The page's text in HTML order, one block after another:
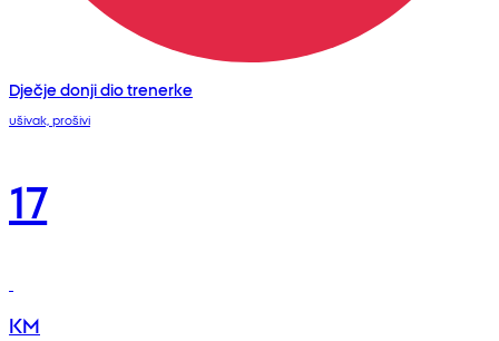
Dječje donji dio trenerke
ušivak, prošivi
17
KM